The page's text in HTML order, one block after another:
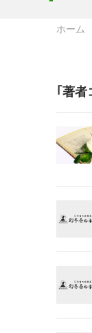
ホーム
｢著者